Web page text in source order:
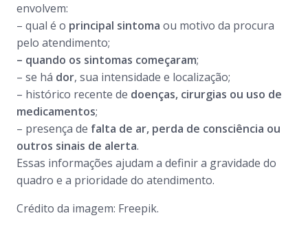
envolvem:
– qual é o principal sintoma ou motivo da procura
pelo atendimento;
– quando os sintomas começaram;
– se há dor, sua intensidade e localização;
– histórico recente de doenças, cirurgias ou uso de
medicamentos;
– presença de falta de ar, perda de consciência ou
outros sinais de alerta.
Essas informações ajudam a definir a gravidade do
quadro e a prioridade do atendimento.
Crédito da imagem: Freepik.